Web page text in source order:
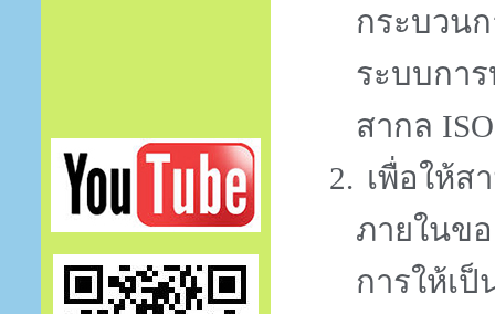
กระบวน
ระบบกา
สากล
2. เพื่อให้ส
ภายในข
การให้เ